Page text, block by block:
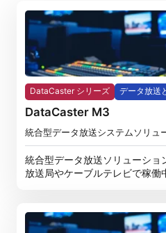
DataCaster シリーズ データ放送
DataCaster M3
統合型データ放送システムソリュ
統合型データ放送ソリューシ
放送局やケーブルテレビで稼働